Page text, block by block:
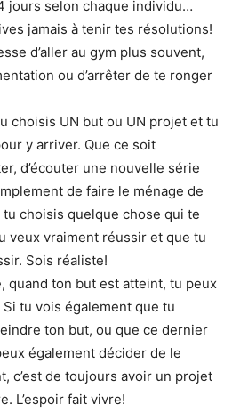
jours selon chaque individu…
jamais à tenir tes résolutions!
d’aller au gym plus souvent,
ou d’arrêter de te ronger
choisis UN but ou UN projet et tu
y arriver. Que ce soit
d’écouter une nouvelle série
de faire le ménage de
choisis quelque chose qui te
veux vraiment réussir et que tu
Sois réaliste!
quand ton but est atteint, tu peux
tu vois également que tu
ton but, ou que ce dernier
également décider de le
c’est de toujours avoir un projet
L’espoir fait vivre!